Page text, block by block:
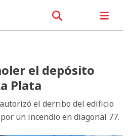
el depósito
Plata
el derribo del edificio
un incendio en diagonal 77.